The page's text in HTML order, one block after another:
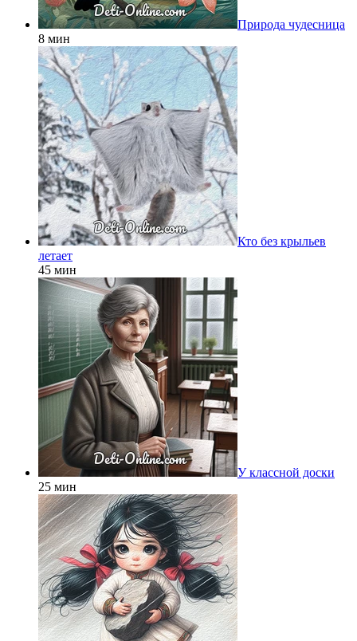
Природа чудесница
8 мин
Кто без крыльев
летает
45 мин
У классной доски
25 мин